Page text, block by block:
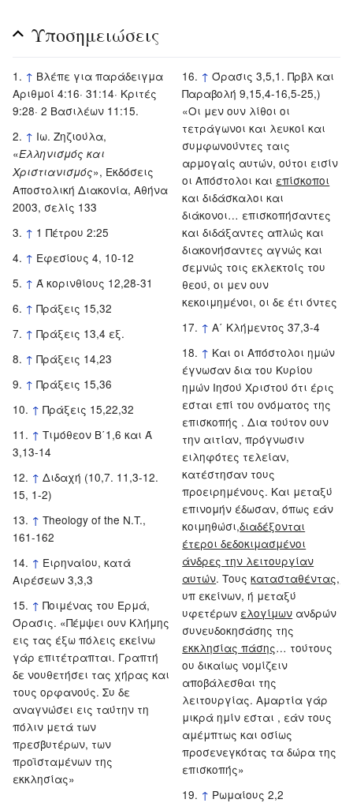
Υποσημειώσεις
↑ Βλέπε για παράδειγμα
Αριθμοί 4:16· 31:14· Κριτές
9:28· 2 Βασιλέων 11:15.
↑ Ιω. Ζηζιούλα,
«Ελληνισμός και
Χριστιανισμός», Εκδόσεις
Αποστολική Διακονία, Αθήνα
2003, σελίς 133
↑ 1 Πέτρου 2:25
↑ Εφεσίους 4, 10-12
↑
Ά κορινθίους 12,28-31
↑ Πράξεις 15,32
↑ Πράξεις 13,4 εξ.
↑ Πράξεις 14,23
↑ Πράξεις 15,36
↑ Πράξεις 15,22,32
↑ Τιμόθεον Β΄1,6 και Ά
3,13-14
↑ Διδαχή (10,7. 11,3-12.
15, 1-2)
↑ Τheology of the N.T.,
161-162
↑ Ειρηναίου, κατά
Αιρέσεων 3,3,3
↑ Ποιμένας του Ερμά,
Όρασις. «Πέμψει ουν Κλήμης
εις τας έξω πόλεις εκείνω
γάρ επιτέτραπται. Γραπτή
δε νουθετήσει τας χήρας και
τους ορφανούς. Συ δε
αναγνώσει εις ταύτην τη
πόλιν μετά των
πρεσβυτέρων, των
προϊσταμένων της
εκκλησίας»
↑ Όρασις 3,5,1. Πρβλ και
Παραβολή 9,15,4-16,5-25,)
«Οι μεν ουν λίθοι οι
τετράγωνοι και λευκοί και
συμφωνούντες ταις
αρμογαίς αυτών, ούτοι εισίν
οι Απόστολοι και επίσκοποι
και διδάσκαλοι και
διάκονοι… επισκοπήσαντες
και διδάξαντες απλώς και
διακονήσαντες αγνώς και
σεμνώς τοις εκλεκτοίς του
θεού, οι μεν ουν
κεκοιμημένοι, οι δε έτι όντες
↑ Α΄ Κλήμεντος 37,3-4
↑ Kαι οι Απόστολοι ημών
έγνωσαν δια του Κυρίου
ημών Ιησού Χριστού ότι έρις
εσται επί του ονόματος της
επισκοπής . Δια τούτον ουν
την αιτίαν, πρόγνωσιν
ειληφότες τελείαν,
κατέστησαν τους
προειρημένους. Και μεταξύ
επινομήν έδωσαν, όπως εάν
κοιμηθώσι,διαδέξονται
έτεροι δεδοκιμασμένοι
άνδρες την λειτουργίαν
αυτών. Τουςκατασταθέντας,
υπ εκείνων, ή μεταξύ
υφετέρων ελογίμων
συνευδοκησάσης της
εκκλησίας πάσης… τούτους
ου δικαίως νομίζειν
αποβάλεσθαι της
λειτουργίας. Αμαρτία γάρ
μικρά ημίν εσται , εάν τους
αμέμπτως και οσίως
προσενεγκότας τα δώρα της
επισκοπής»
↑ Ρωμαίους 2,2